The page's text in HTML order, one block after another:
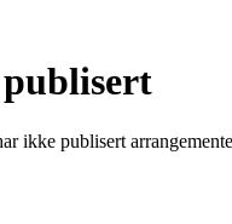
ikke publisert